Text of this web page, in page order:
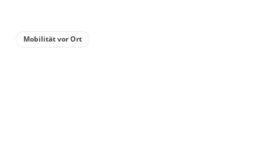
Mobilität vor Ort